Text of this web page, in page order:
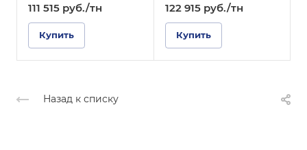
111 515 руб./тн
Купить
122 915 руб./тн
Купить
Назад к списку